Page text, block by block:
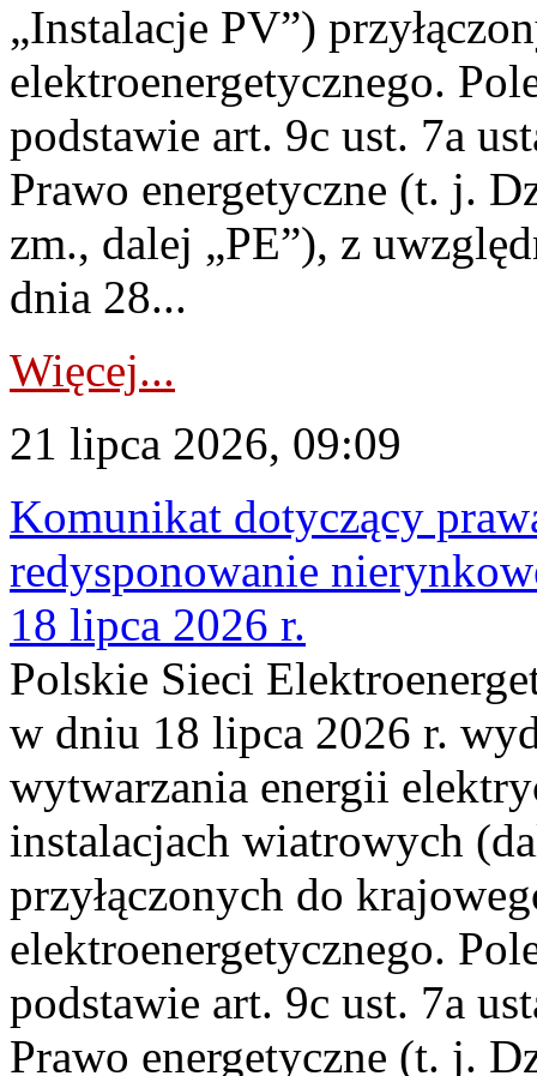
„Instalacje PV”)
elektroenergetycznego.
podstawie art. 9c ust. 7a
Prawo energetyczne (t. j.
zm., dalej „PE”), z
dnia 28...
Więcej...
21 lipca 2026, 09:09
Komunikat dotyczący
redysponowanie
18 lipca 2026 r.
Polskie Sieci
w dniu 18 lipca 2026 r.
wytwarzania energii
instalacjach wiatrowych
przyłączonych do
elektroenergetycznego.
podstawie art. 9c ust. 7a
Prawo energetyczne (t. j.